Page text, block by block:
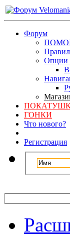
Форум
Опции
ГОНКИ
Что нового?
Регистрация